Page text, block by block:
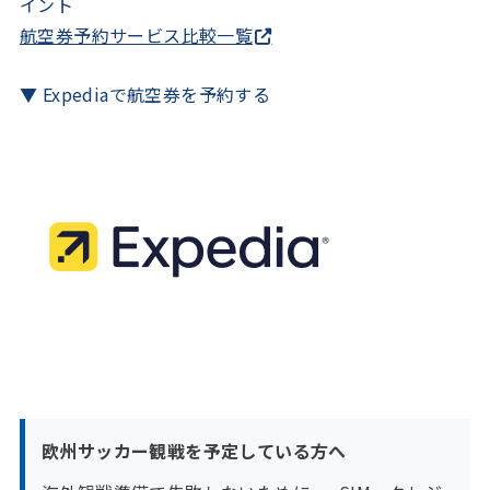
航空券予約サービス比較一覧
▼ Expediaで航空券を予約する
欧州サッカー観戦を予定している方へ